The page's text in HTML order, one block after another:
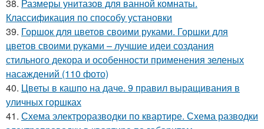
38. Размеры унитазов для ванной комнаты.
Классификация по способу установки
39. Горшок для цветов своими руками. Горшки для
цветов своими руками – лучшие идеи создания
стильного декора и особенности применения зеленых
насаждений (110 фото)
40. Цветы в кашпо на даче. 9 правил выращивания в
уличных горшках
41. Схема электроразводки по квартире. Схема разводки